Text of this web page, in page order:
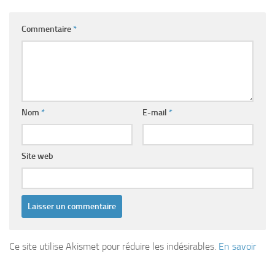
Commentaire*
Nom * E-mail *
Site web
Ce site utilise Akismet pour réduire les indésirables. En savoir